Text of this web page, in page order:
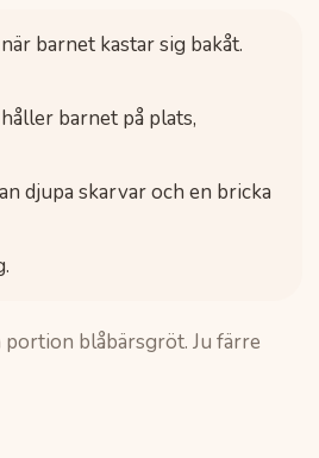
barnet kastar sig bakåt.
barnet på plats,
djupa skarvar och en bricka
blåbärsgröt. Ju färre